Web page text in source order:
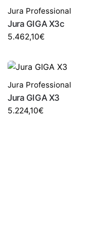
Jura Professional
Jura GIGA X3c
5.462,10€
Jura Professional
Jura GIGA X3
5.224,10€